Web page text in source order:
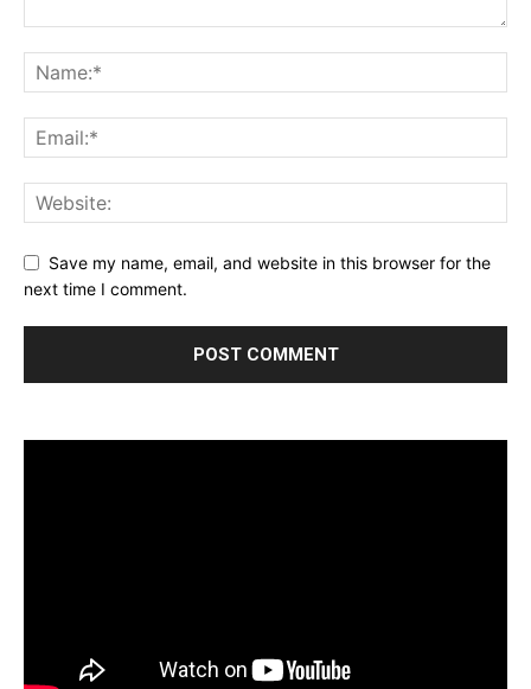
Save my name, email, and website in this browser for the
next time I comment.